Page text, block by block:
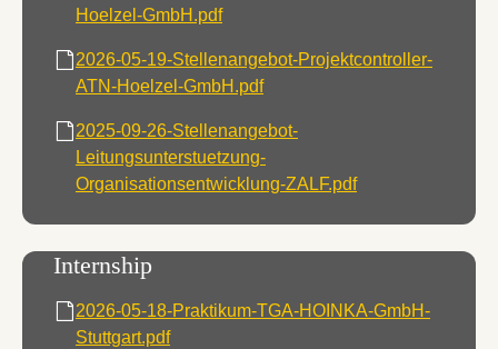
Hoelzel-GmbH.pdf
2026-05-19-Stellenangebot-Projektcontroller-
ATN-Hoelzel-GmbH.pdf
2025-09-26-Stellenangebot-
Leitungsunterstuetzung-
Organisationsentwicklung-ZALF.pdf
Internship
2026-05-18-Praktikum-TGA-HOINKA-GmbH-
Stuttgart.pdf